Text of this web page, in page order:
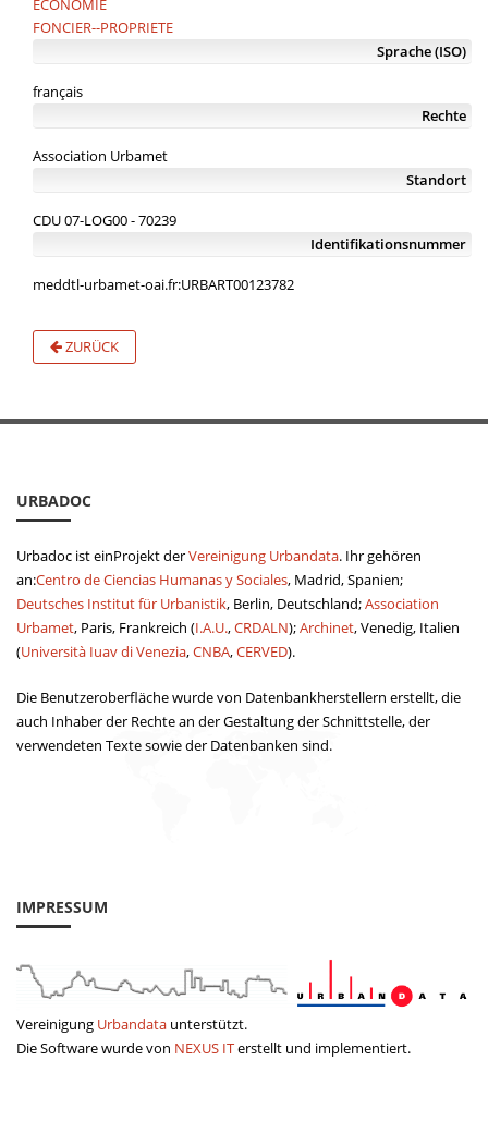
ECONOMIE
FONCIER--PROPRIETE
Sprache (ISO)
français
Rechte
Association Urbamet
Standort
CDU 07-LOG00 - 70239
Identifikationsnummer
meddtl-urbamet-oai.fr:URBART00123782
ZURÜCK
URBADOC
Urbadoc ist einProjekt derVereinigung Urbandata. Ihr gehören
an:Centro de Ciencias Humanas y Sociales, Madrid, Spanien;
Deutsches Institut für Urbanistik, Berlin, Deutschland;Association
Urbamet, Paris, Frankreich (I.A.U.,CRDALN);Archinet, Venedig, Italien
(Università Iuav di Venezia,CNBA,CERVED).
Die Benutzeroberfläche wurde von Datenbankherstellern erstellt, die
auch Inhaber der Rechte an der Gestaltung der Schnittstelle, der
verwendeten Texte sowie der Datenbanken sind.
IMPRESSUM
Vereinigung Urbandata unterstützt.
Die Software wurde von NEXUS ITerstellt und implementiert.